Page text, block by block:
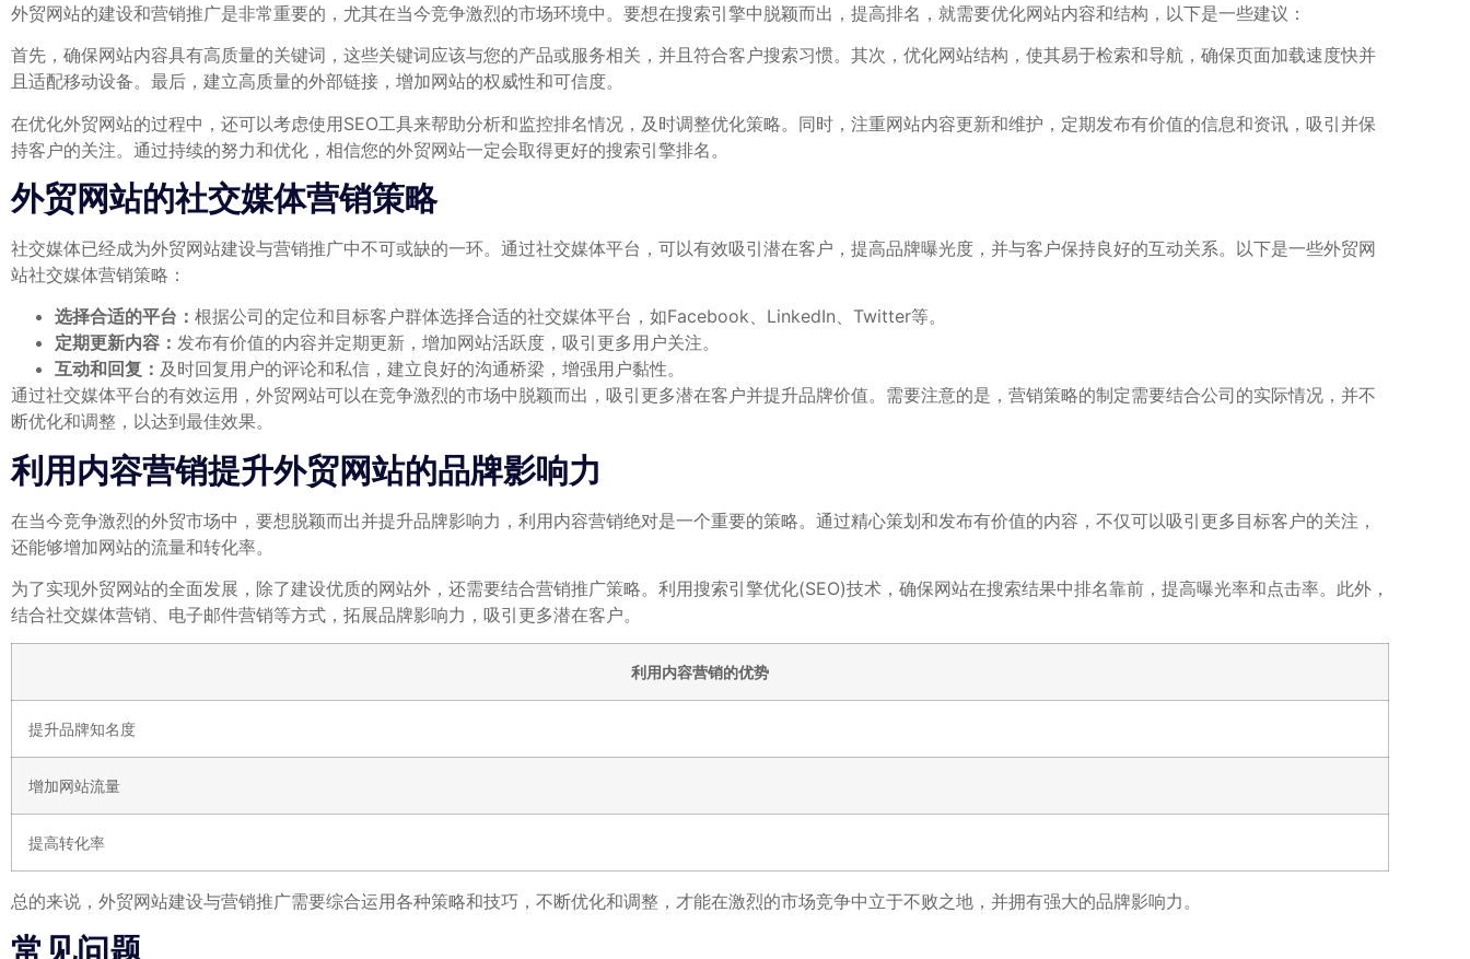
外贸网站的建设和营销推广是非常重要的，尤其在当今竞争激烈的市场环境中。要想在搜索引擎中脱颖而出，提高排名，就需要优化网站内容和结构，以下是一些建议：
首先，确保网站内容具有高质量的关键词，这些关键词应该与您的产品或服务相关，并且符合客户搜索习惯。其次，优化网站结构，使其易于检索和导航，确保页面加载速度快并
且适配移动设备。最后，建立高质量的外部链接，增加网站的权威性和可信度。
在优化外贸网站的过程中，还可以考虑使用SEO工具来帮助分析和监控排名情况，及时调整优化策略。同时，注重网站内容更新和维护，定期发布有价值的信息和资讯，吸引并保
持客户的关注。通过持续的努力和优化，相信您的外贸网站一定会取得更好的搜索引擎排名。
外贸网站的社交媒体营销策略
社交媒体已经成为外贸网站建设与营销推广中不可或缺的一环。通过社交媒体平台，可以有效吸引潜在客户，提高品牌曝光度，并与客户保持良好的互动关系。以下是一些外贸网
站社交媒体营销策略：
选择合适的平台： 根据公司的定位和目标客户群体选择合适的社交媒体平台，如Facebook、LinkedIn、Twitter等。
定期更新内容： 发布有价值的内容并定期更新，增加网站活跃度，吸引更多用户关注。
互动和回复： 及时回复用户的评论和私信，建立良好的沟通桥梁，增强用户黏性。
通过社交媒体平台的有效运用，外贸网站可以在竞争激烈的市场中脱颖而出，吸引更多潜在客户并提升品牌价值。需要注意的是，营销策略的制定需要结合公司的实际情况，并不
断优化和调整，以达到最佳效果。
利用内容营销提升外贸网站的品牌影响力
在当今竞争激烈的外贸市场中，要想脱颖而出并提升品牌影响力，利用内容营销绝对是一个重要的策略。通过精心策划和发布有价值的内容，不仅可以吸引更多目标客户的关注，
还能够增加网站的流量和转化率。
为了实现外贸网站的全面发展，除了建设优质的网站外，还需要结合营销推广策略。利用搜索引擎优化(SEO)技术，确保网站在搜索结果中排名靠前，提高曝光率和点击率。此外，
结合社交媒体营销、电子邮件营销等方式，拓展品牌影响力，吸引更多潜在客户。
利用内容营销的优势
提升品牌知名度
增加网站流量
提高转化率
总的来说，外贸网站建设与营销推广需要综合运用各种策略和技巧，不断优化和调整，才能在激烈的市场竞争中立于不败之地，并拥有强大的品牌影响力。
常见问题